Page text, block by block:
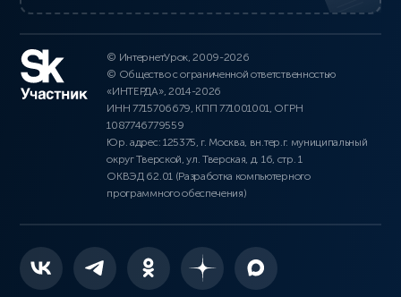
© ИнтернетУрок, 2009-2026
© Общество с ограниченной ответственностью
«ИНТЕРДА», 2014-2026
ИНН 7715706679, КПП 771001001, ОГРН
1087746779559
Юр. адрес: 125375, г. Москва, вн.тер.г. муниципальный
округ Тверской, ул. Тверская, д. 16, стр. 1
ОКВЭД 62.01 (Разработка компьютерного
программного обеспечения)